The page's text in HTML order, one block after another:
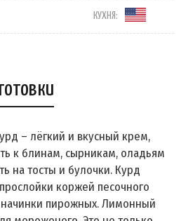
КУХНЯ:
– лёгкий и вкусный крем,
к блинам, сырникам, оладьям
на тосты и булочки. Курд
коржей песочного
начинки пирожных. Лимонный